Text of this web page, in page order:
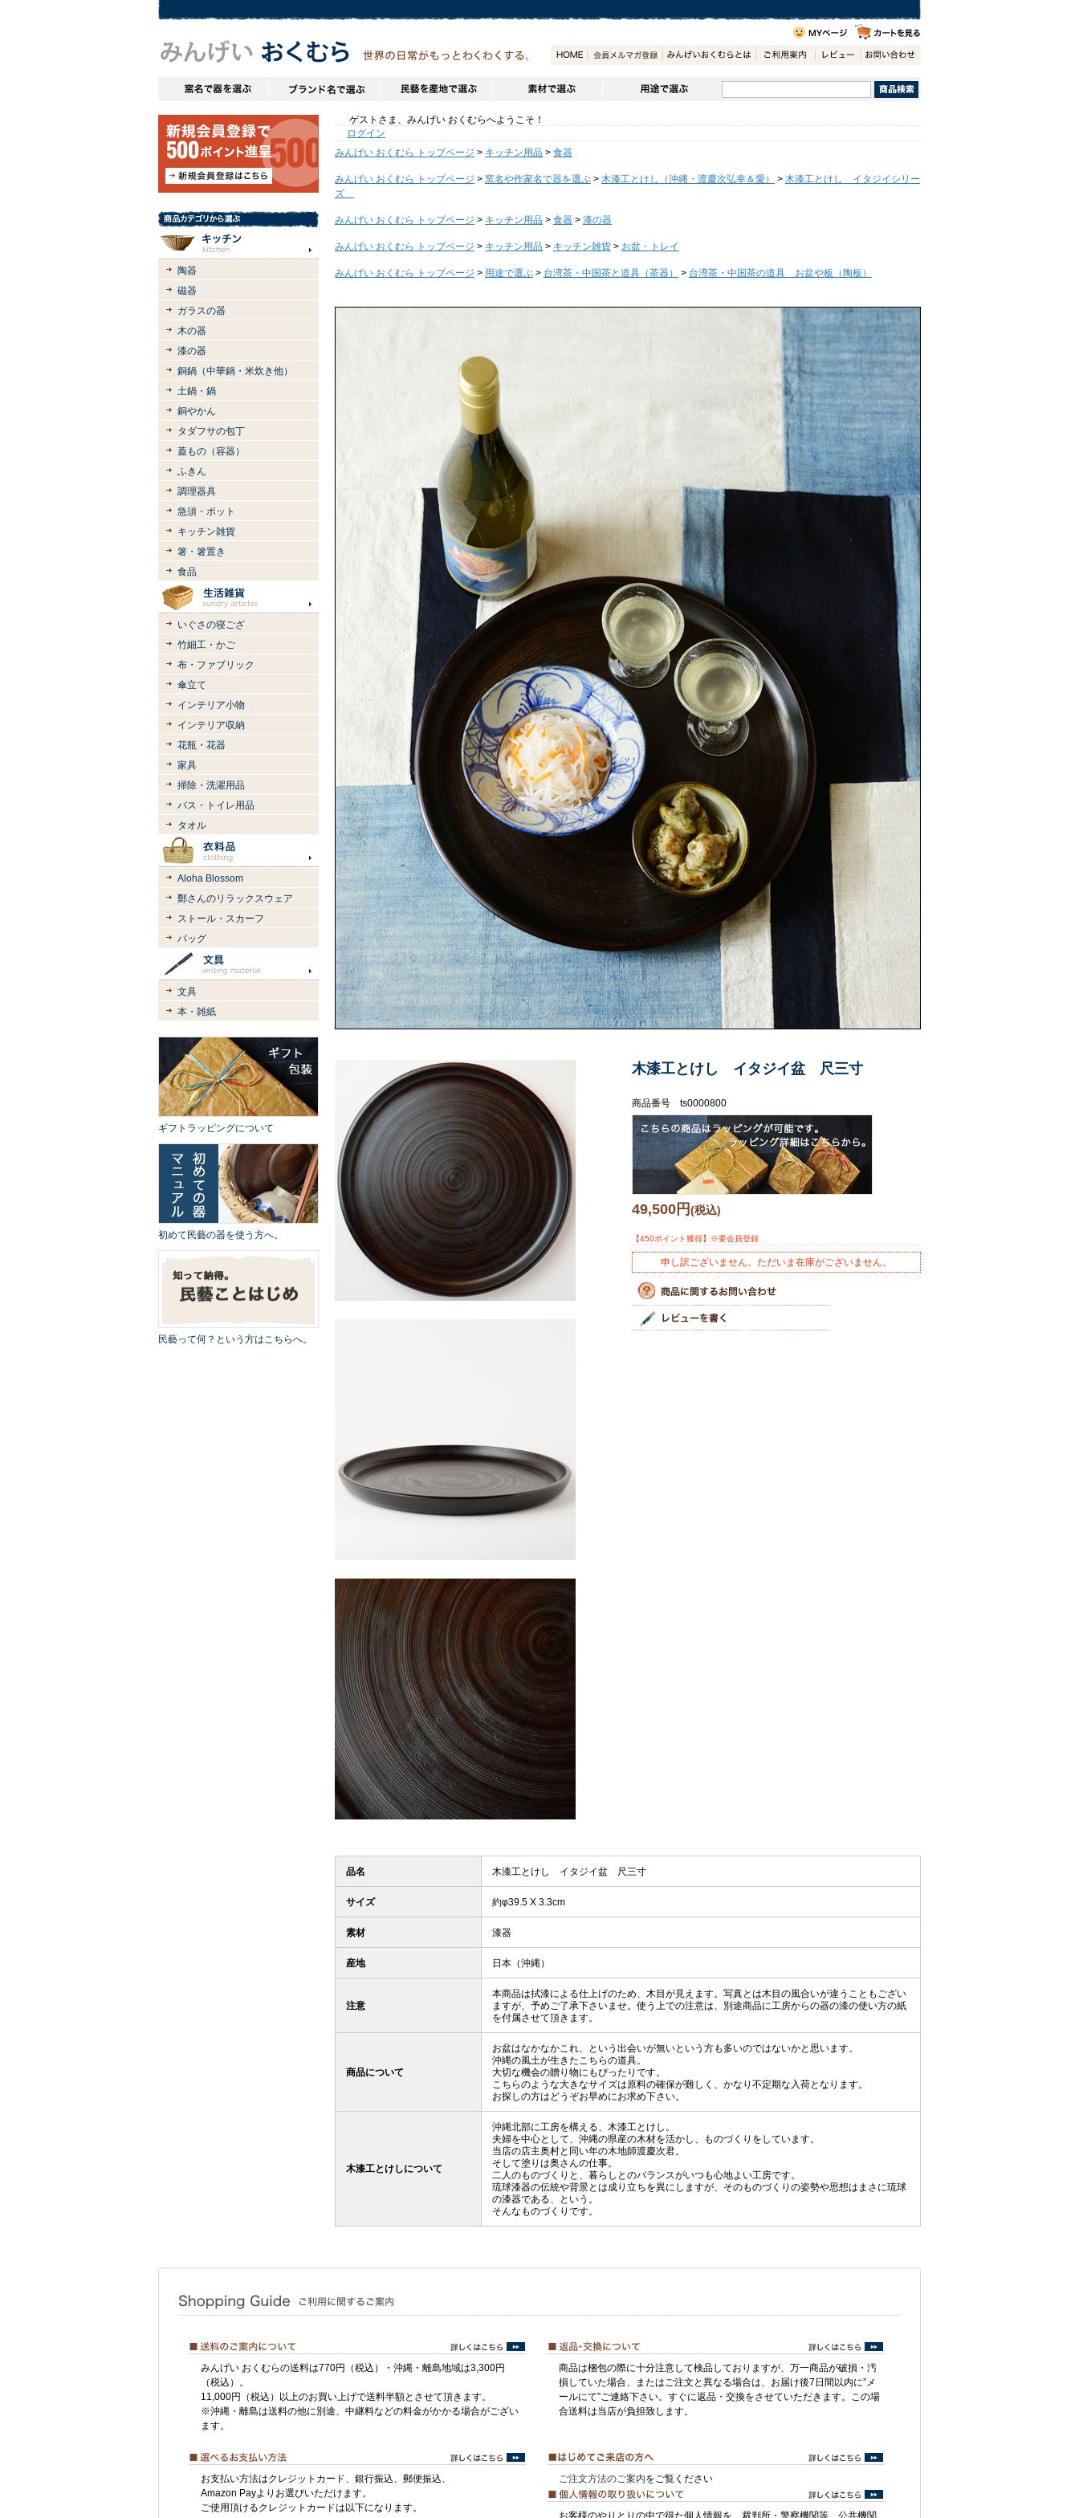
陶器
磁器
ガラスの器
木の器
漆の器
銅鍋（中華鍋・米炊き他）
土鍋・鍋
銅やかん
タダフサの包丁
蓋もの（容器）
ふきん
調理器具
急須・ポット
キッチン雑貨
箸・箸置き
食品
いぐさの寝ござ
竹細工・かご
布・ファブリック
傘立て
インテリア小物
インテリア収納
花瓶・花器
家具
掃除・洗濯用品
バス・トイレ用品
タオル
Aloha Blossom
鄭さんのリラックスウェア
ストール・スカーフ
バッグ
文具
本・雑紙
ギフトラッピングについて
初めて民藝の器を使う方へ。
民藝って何？という方はこちらへ。
ゲストさま、みんげい おくむらへようこそ！
ログイン
みんげい おくむら トップページ > キッチン用品 > 食器
みんげい おくむら トップページ > 窯名や作家名で器を選ぶ > 木漆工とけし（沖縄・渡慶次弘幸＆愛） > 木漆工とけし イタジイシリー
ズ
みんげい おくむら トップページ > キッチン用品 > 食器 > 漆の器
みんげい おくむら トップページ > キッチン用品 > キッチン雑貨 > お盆・トレイ
みんげい おくむら トップページ > 用途で選ぶ > 台湾茶・中国茶と道具（茶器） > 台湾茶・中国茶の道具 お盆や板（陶板）
木漆工とけし イタジイ盆 尺三寸
商品番号 ts0000800
49,500円(税込)
【450ポイント獲得】※要会員登録
申し訳ございません。ただいま在庫がございません。
品名 木漆工とけし イタジイ盆 尺三寸
サイズ 約φ39.5 X 3.3cm
素材 漆器
産地 日本（沖縄）
注意
本商品は拭漆による仕上げのため、木目が見えます。写真とは木目の風合いが違うこともござい
ますが、予めご了承下さいませ。使う上での注意は、別途商品に工房からの器の漆の使い方の紙
を付属させて頂きます。
商品について
お盆はなかなかこれ、という出会いが無いという方も多いのではないかと思います。
沖縄の風土が生きたこちらの道具。
大切な機会の贈り物にもぴったりです。
こちらのような大きなサイズは原料の確保が難しく、かなり不定期な入荷となります。
お探しの方はどうぞお早めにお求め下さい。
木漆工とけしについて
沖縄北部に工房を構える、木漆工とけし。
夫婦を中心として、沖縄の県産の木材を活かし、ものづくりをしています。
当店の店主奥村と同い年の木地師渡慶次君。
そして塗りは奥さんの仕事。
二人のものづくりと、暮らしとのバランスがいつも心地よい工房です。
琉球漆器の伝統や背景とは成り立ちを異にしますが、そのものづくりの姿勢や思想はまさに琉球
の漆器である、という。
そんなものづくりです。
みんげい おくむらの送料は770円（税込）・沖縄・離島地域は3,300円
（税込）。
11,000円（税込）以上のお買い上げで送料半額とさせて頂きます。
※沖縄・離島は送料の他に別途、中継料などの料金がかかる場合がござい
ます。
商品は梱包の際に十分注意して検品しておりますが、万一商品が破損・汚
損していた場合、またはご注文と異なる場合は、お届け後7日間以内に”メ
ールにて”ご連絡下さい。すぐに返品・交換をさせていただきます。この場
合送料は当店が負担致します。
お支払い方法はクレジットカード、銀行振込、郵便振込、
Amazon Payよりお選びいただけます。
ご使用頂けるクレジットカードは以下になります。
ご注文方法のご案内をご覧ください
お客様のやりとりの中で得た個人情報を、裁判所・警察機関等、公共機関